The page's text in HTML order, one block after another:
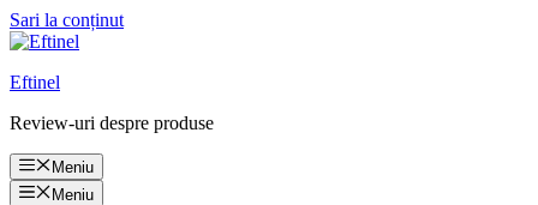
Sari la conținut
Eftinel
Review-uri despre produse
Meniu
Meniu